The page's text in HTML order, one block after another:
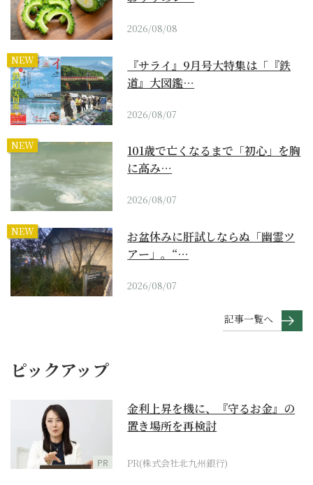
2026/08/08
NEW
『サライ』9月号大特集は「『鉄
道』大図鑑…
2026/08/07
NEW
101歳で亡くなるまで「初心」を胸
に高み…
2026/08/07
NEW
お盆休みに肝試しならぬ「幽霊ツ
アー」。“…
2026/08/07
記事一覧へ
ピックアップ
PR
金利上昇を機に、『守るお金』の
置き場所を再検討
PR(株式会社北九州銀行)